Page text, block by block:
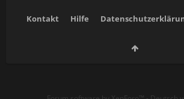
Kontakt Hilfe